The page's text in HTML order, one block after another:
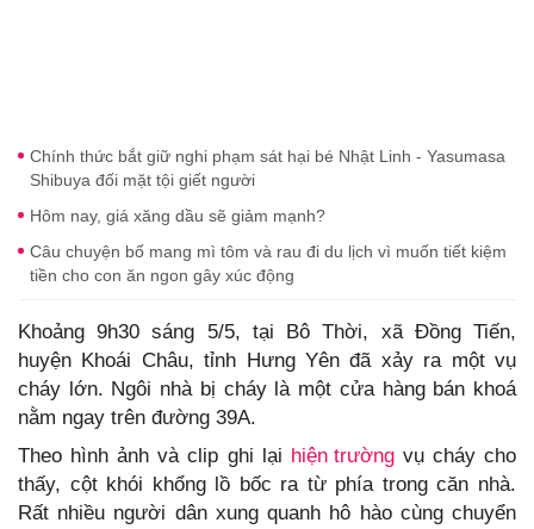
Chính thức bắt giữ nghi phạm sát hại bé Nhật Linh - Yasumasa
Shibuya đối mặt tội giết người
Hôm nay, giá xăng dầu sẽ giảm mạnh?
Câu chuyện bố mang mì tôm và rau đi du lịch vì muốn tiết kiệm
tiền cho con ăn ngon gây xúc động
Khoảng 9h30 sáng 5/5, tại Bô Thời, xã Đồng Tiến,
huyện Khoái Châu, tỉnh Hưng Yên đã xảy ra một vụ
cháy lớn. Ngôi nhà bị cháy là một cửa hàng bán khoá
nằm ngay trên đường 39A.
Theo hình ảnh và clip ghi lại hiện trườngvụ cháy cho
thấy, cột khói khổng lồ bốc ra từ phía trong căn nhà.
Rất nhiều người dân xung quanh hô hào cùng chuyển